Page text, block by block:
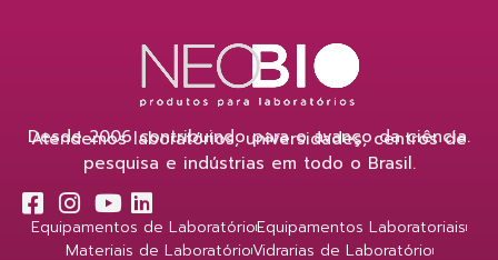
Desde 2006 contribuindo para o avanço da ciência.
Atendemos laboratórios, universidades, centros de
pesquisa e indústrias em todo o Brasil.
Equipamentos de LaboratórioEquipamentos Laboratoriais
Materiais de LaboratórioVidrarias de Laboratório